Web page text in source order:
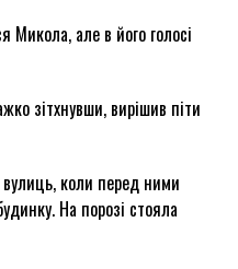
але в його голосі
зітхнувши, вирішив піти
коли перед ними
На порозі стояла